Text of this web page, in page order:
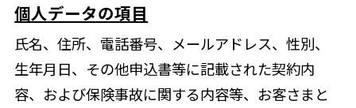
個人データの項目
氏名、住所、電話番号、メールアドレス、性別、
生年月日、その他申込書等に記載された契約内
容、および保険事故に関する内容等、お客さまと